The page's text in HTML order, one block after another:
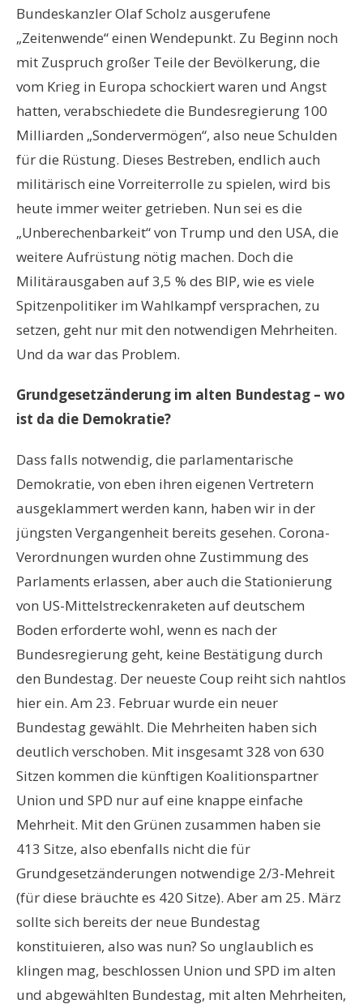
Bundeskanzler Olaf Scholz ausgerufene
„Zeitenwende“ einen Wendepunkt. Zu Beginn noch
mit Zuspruch großer Teile der Bevölkerung, die
vom Krieg in Europa schockiert waren und Angst
hatten, verabschiedete die Bundesregierung 100
Milliarden „Sondervermögen“, also neue Schulden
für die Rüstung. Dieses Bestreben, endlich auch
militärisch eine Vorreiterrolle zu spielen, wird bis
heute immer weiter getrieben. Nun sei es die
„Unberechenbarkeit“ von Trump und den USA, die
weitere Aufrüstung nötig machen. Doch die
Militärausgaben auf 3,5 % des BIP, wie es viele
Spitzenpolitiker im Wahlkampf versprachen, zu
setzen, geht nur mit den notwendigen Mehrheiten.
Und da war das Problem.
Grundgesetzänderung im alten Bundestag – wo
ist da die Demokratie?
Dass falls notwendig, die parlamentarische
Demokratie, von eben ihren eigenen Vertretern
ausgeklammert werden kann, haben wir in der
jüngsten Vergangenheit bereits gesehen. Corona-
Verordnungen wurden ohne Zustimmung des
Parlaments erlassen, aber auch die Stationierung
von US-Mittelstreckenraketen auf deutschem
Boden erforderte wohl, wenn es nach der
Bundesregierung geht, keine Bestätigung durch
den Bundestag. Der neueste Coup reiht sich nahtlos
hier ein. Am 23. Februar wurde ein neuer
Bundestag gewählt. Die Mehrheiten haben sich
deutlich verschoben. Mit insgesamt 328 von 630
Sitzen kommen die künftigen Koalitionspartner
Union und SPD nur auf eine knappe einfache
Mehrheit. Mit den Grünen zusammen haben sie
413 Sitze, also ebenfalls nicht die für
Grundgesetzänderungen notwendige 2/3-Mehreit
(für diese bräuchte es 420 Sitze). Aber am 25. März
sollte sich bereits der neue Bundestag
konstituieren, also was nun? So unglaublich es
klingen mag, beschlossen Union und SPD im alten
und abgewählten Bundestag, mit alten Mehrheiten,